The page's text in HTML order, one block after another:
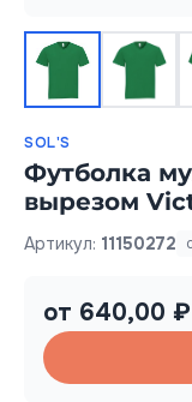
SOL'S
Футболка
вырезом
Артикул: 11150272
от 640,00 ₽